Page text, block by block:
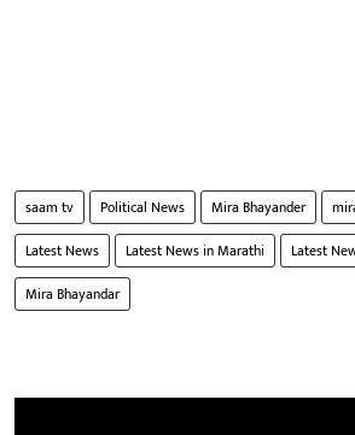
saam tv Political News Mira Bhayander
Latest News
Latest News in Marathi
Latest
Mira Bhayandar